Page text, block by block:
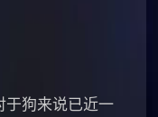
狗来说已近一